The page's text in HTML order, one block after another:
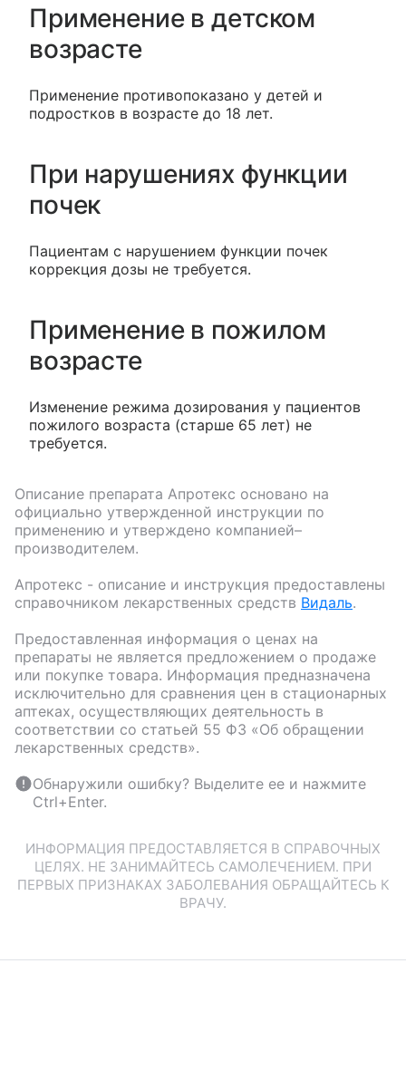
Применение в детском
возрасте
Применение противопоказано у детей и
подростков в возрасте до 18 лет.
При нарушениях функции
почек
Пациентам с нарушением функции почек
коррекция дозы не требуется.
Применение в пожилом
возрасте
Изменение режима дозирования у пациентов
пожилого возраста (старше 65 лет) не
требуется.
Описание препарата Апротекс основано на
официально утвержденной инструкции по
применению и утверждено компанией–
производителем.
Апротекс - описание и инструкция предоставлены
справочником лекарственных средств Видаль.
Предоставленная информация о ценах на
препараты не является предложением о продаже
или покупке товара. Информация предназначена
исключительно для сравнения цен в стационарных
аптеках, осуществляющих деятельность в
соответствии со статьей 55 ФЗ «Об обращении
лекарственных средств».
Обнаружили ошибку? Выделите ее и нажмите
Ctrl+Enter.
ИНФОРМАЦИЯ ПРЕДОСТАВЛЯЕТСЯ В СПРАВОЧНЫХ
ЦЕЛЯХ. НЕ ЗАНИМАЙТЕСЬ САМОЛЕЧЕНИЕМ. ПРИ
ПЕРВЫХ ПРИЗНАКАХ ЗАБОЛЕВАНИЯ ОБРАЩАЙТЕСЬ К
ВРАЧУ.